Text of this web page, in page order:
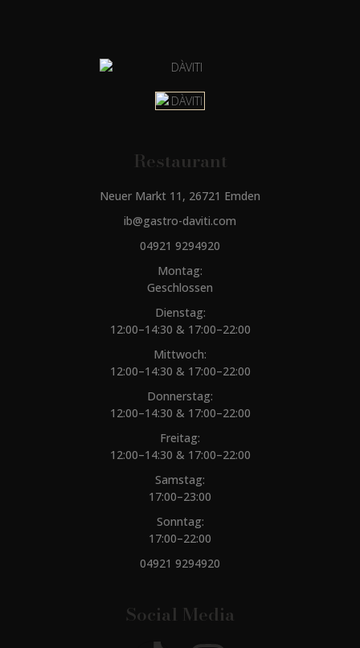
Restaurant
Neuer Markt 11, 26721 Emden
ib@gastro-daviti.com
04921 9294920
Montag:
Geschlossen
Dienstag:
12:00–14:30 & 17:00–22:00
Mittwoch:
12:00–14:30 & 17:00–22:00
Donnerstag:
12:00–14:30 & 17:00–22:00
Freitag:
12:00–14:30 & 17:00–22:00
Samstag:
17:00–23:00
Sonntag:
17:00–22:00
04921 9294920
Social Media